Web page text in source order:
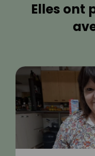
Elles ont